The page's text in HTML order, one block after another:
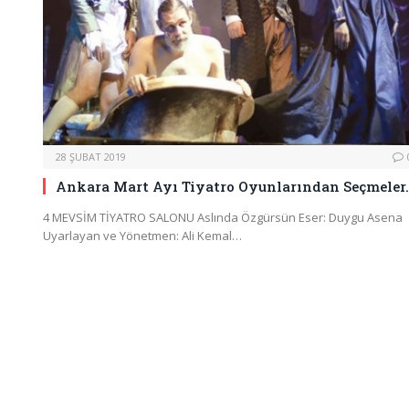
28 ŞUBAT 2019
Ankara Mart Ayı Tiyatro Oyunlarından
4 MEVSİM TİYATRO SALONU Aslında Özgürsün Eser: Duygu Asena
Uyarlayan ve Yönetmen: Ali Kemal…